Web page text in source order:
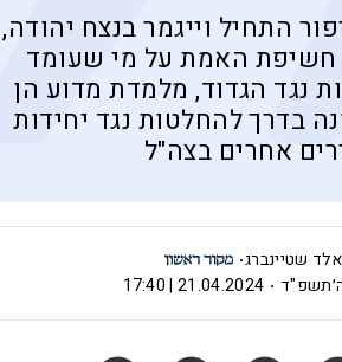
התחיל וייגמר בנצח יהודה,
חשיפת האמת על מי שעומד
נגד הגדוד, מלמדת מדוע הן
בדרך להחלטות נגד יחידות
אחרים בצה"ל
שטיינברג
ה׳תשפ"ד
21.04.2024 | 17:40